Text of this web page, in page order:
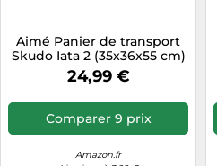
Aimé Panier de transport
Skudo Iata 2 (35x36x55 cm)
pour chien
24,99 €
Comparer 9 prix
Amazon.fr